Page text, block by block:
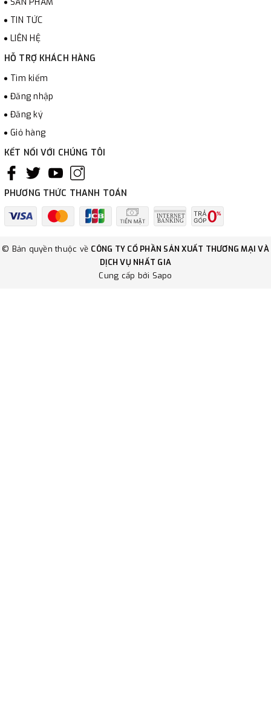
TIN TỨC
LIÊN HỆ
HỖ TRỢ KHÁCH HÀNG
Tìm kiếm
Đăng nhập
Đăng ký
Giỏ hàng
KẾT NỐI VỚI CHÚNG TÔI
PHƯƠNG THỨC THANH TOÁN
© Bản quyền thuộc về CÔNG TY CỔ PHẦN SẢN XUẤT THƯƠNG MẠI VÀ
DỊCH VỤ NHẤT GIA
Cung cấp bởi Sapo